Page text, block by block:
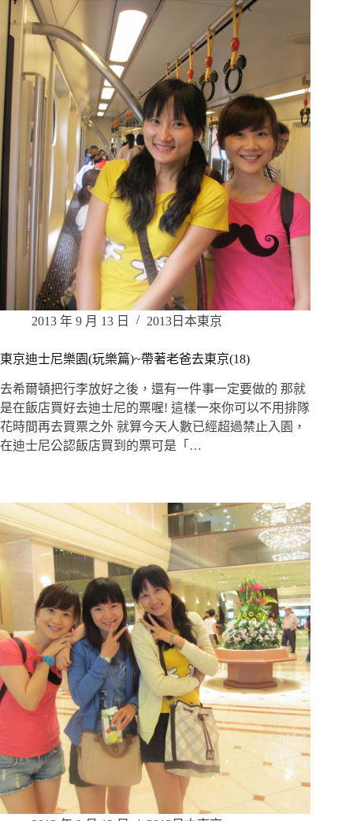
2013 年 9 月 13 日 2013日本東京
東京迪士尼樂園(玩樂篇)~帶著老爸去東京(18)
去希爾頓把行李放好之後，還有一件事一定要做的 那就
是在飯店買好去迪士尼的票喔! 這樣一來你可以不用排隊
花時間再去買票之外 就算今天人數已經超過禁止入園，
在迪士尼公認飯店買到的票可是「…